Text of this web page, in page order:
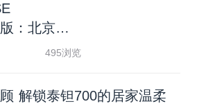
E
版 ： 北京首
495浏览
解锁泰钽700的居家温柔